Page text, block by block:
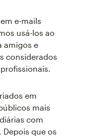
e-mails
usá-los ao
amigos e
considerados
em
mais
com
que os